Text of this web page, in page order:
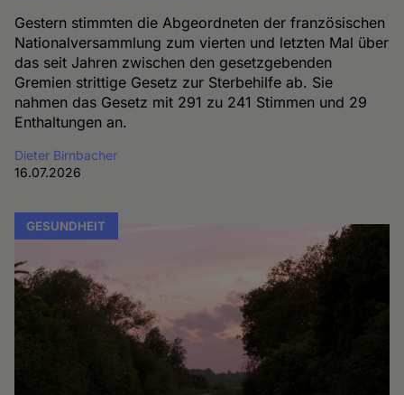
Gestern stimmten die Abgeordneten der französischen
Nationalversammlung zum vierten und letzten Mal über
das seit Jahren zwischen den gesetzgebenden
Gremien strittige Gesetz zur Sterbehilfe ab. Sie
nahmen das Gesetz mit 291 zu 241 Stimmen und 29
Enthaltungen an.
Dieter Birnbacher
16.07.2026
GESUNDHEIT